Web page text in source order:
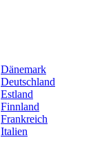
Dänemark
Deutschland
Estland
Finnland
Frankreich
Italien